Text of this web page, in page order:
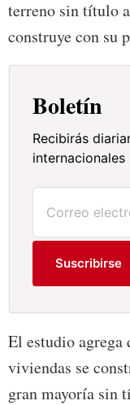
terreno sin título
construye con su
Boletín
Recibirás
Suscribirse
El estudio agrega
viviendas se
gran mayoría sin